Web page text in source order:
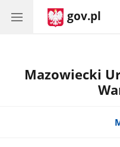
gov.pl
Mazowiecki